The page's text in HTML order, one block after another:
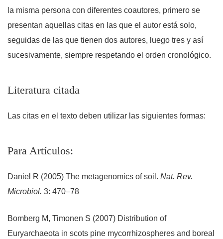
la misma persona con diferentes coautores, primero se
presentan aquellas citas en las que el autor está solo,
seguidas de las que tienen dos autores, luego tres y así
sucesivamente, siempre respetando el orden cronológico.
Literatura citada
Las citas en el texto deben utilizar las siguientes formas:
Para Artículos:
Daniel R (2005) The metagenomics of soil. Nat. Rev.
Microbiol. 3: 470–78
Bomberg M, Timonen S (2007) Distribution of
Euryarchaeota in scots pine mycorrhizospheres and boreal